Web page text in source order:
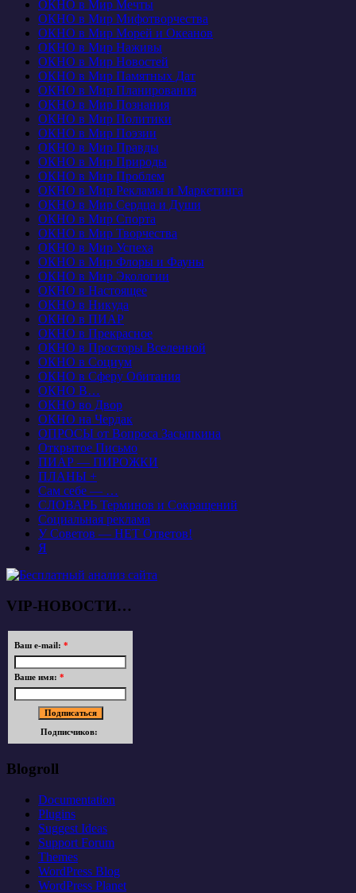
ОКНО в Мир Мечты
ОКНО в Мир Мифотворчества
ОКНО в Мир Морей и Океанов
ОКНО в Мир Наживы
ОКНО в Мир Новостей
ОКНО в Мир Памятных Дат
ОКНО в Мир Планирования
ОКНО в Мир Познания
ОКНО в Мир Политики
ОКНО в Мир Поэзии
ОКНО в Мир Правды
ОКНО в Мир Природы
ОКНО в Мир Проблем
ОКНО в Мир Рекламы и Маркетинга
ОКНО в Мир Сердца и Души
ОКНО в Мир Спорта
ОКНО в Мир Творчества
ОКНО в Мир Успеха
ОКНО в Мир Флоры и Фауны
ОКНО в Мир Экологии
ОКНО в Настоящее
ОКНО в Никуда
ОКНО в ПИАР
ОКНО в Прекрасное
ОКНО в Просторы Вселенной
ОКНО в Социум
ОКНО в Сферу Обитания
ОКНО В…
ОКНО во Двор
ОКНО на Чердак
ОПРОСЫ от Вопроса Засыпкина
Открытое Письмо
ПИАР — ПИРОЖКИ
ПЛАНЫ +
Сам себе — …
СЛОВАРЬ Терминов и Сокращений
Социальная реклама
У Советов — НЕТ Ответов!
Я
VIP-НОВОСТИ…
Ваш e-mail: *
Ваше имя: *
Подписчиков:
Blogroll
Documentation
Plugins
Suggest Ideas
Support Forum
Themes
WordPress Blog
WordPress Planet